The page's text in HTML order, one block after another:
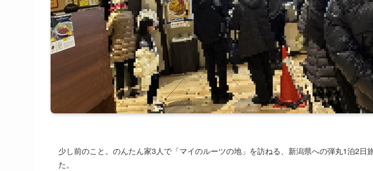
少し前のこと。のんたん家3人で「マイのルーツの地」を訪ねる、新潟県への弾丸1泊2日
た。